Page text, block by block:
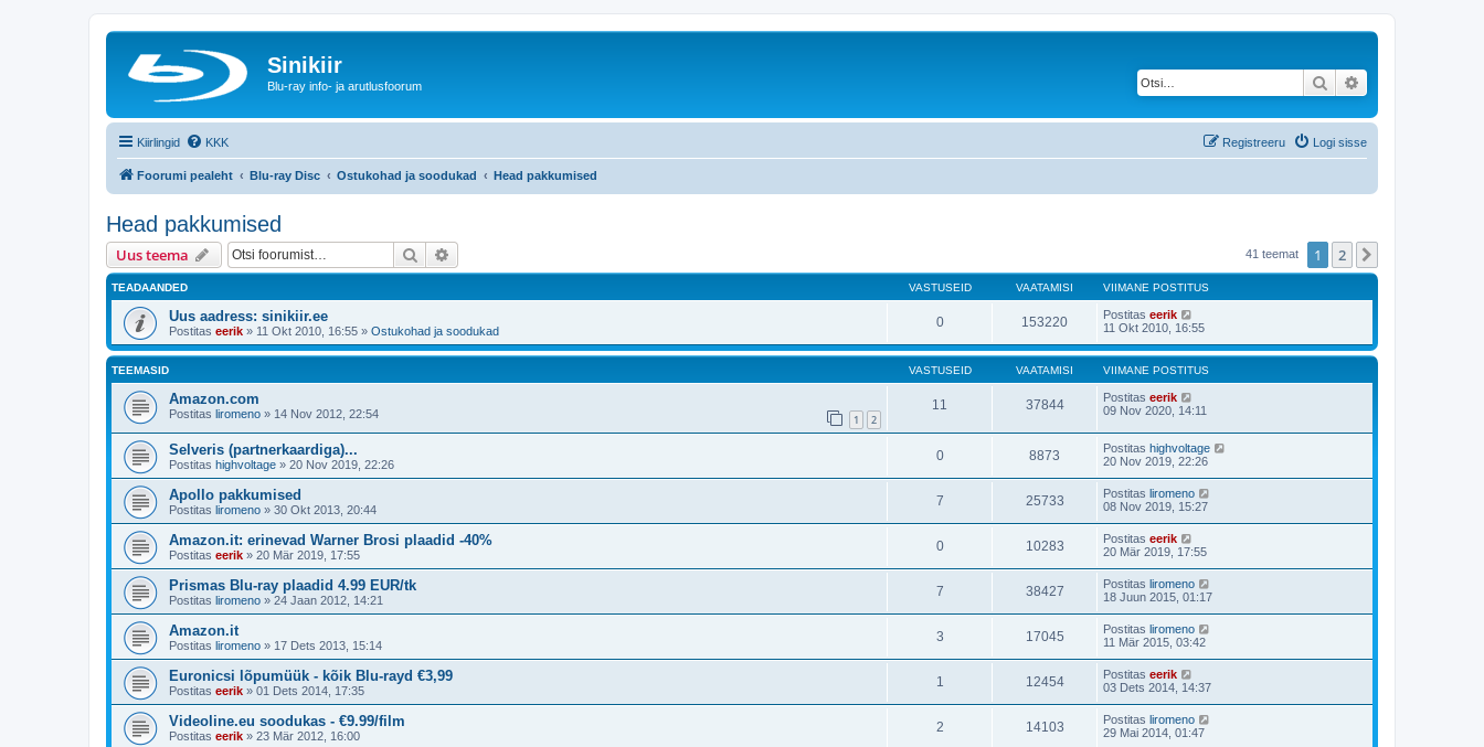
Sinikiir
Blu-ray info- ja arutlusfoorum Otsi
Kiirlingid KKK Logi sisse
Registreeru
Foorumi pealeht Blu-ray Disc Ostukohad ja soodukad Head pakkumised
Head pakkumised
Uus teema Otsi 41 teemat 1 2
TEADAANDED VASTUSEID VAATAMISI VIIMANE POSTITUS
Uus aadress: sinikiir.ee
Postitas eerik » 11 Okt 2010, 16:55 » Ostukohad ja soodukad
0 153220 Postitas eerik
11 Okt 2010, 16:55
TEEMASID VASTUSEID VAATAMISI VIIMANE POSTITUS
Amazon.com
Postitas liromeno » 14 Nov 2012, 22:54 1 2
11 37844 Postitas eerik
09 Nov 2020, 14:11
Selveris (partnerkaardiga)...
Postitas highvoltage » 20 Nov 2019, 22:26
0 8873 Postitas highvoltage
20 Nov 2019, 22:26
Apollo pakkumised
Postitas liromeno » 30 Okt 2013, 20:44
7 25733 Postitas liromeno
08 Nov 2019, 15:27
Amazon.it: erinevad Warner Brosi plaadid -40%
Postitas eerik » 20 Mär 2019, 17:55
0 10283 Postitas eerik
20 Mär 2019, 17:55
Prismas Blu-ray plaadid 4.99 EUR/tk
Postitas liromeno » 24 Jaan 2012, 14:21
7 38427 Postitas liromeno
18 Juun 2015, 01:17
Amazon.it
Postitas liromeno » 17 Dets 2013, 15:14
3 17045 Postitas liromeno
11 Mär 2015, 03:42
Euronicsi lõpumüük - kõik Blu-rayd €3,99
Postitas eerik » 01 Dets 2014, 17:35
1 12454 Postitas eerik
03 Dets 2014, 14:37
Videoline.eu soodukas - €9.99/film
Postitas eerik » 23 Mär 2012, 16:00
2 14103 Postitas liromeno
29 Mai 2014, 01:47